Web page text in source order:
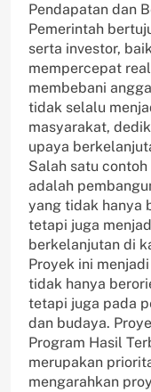
Pendapatan dan
Pemerintah
serta investor,
mempercepat
membebani
tidak selalu
masyarakat,
upaya
Salah satu
adalah
yang tidak hanya
tetapi juga
berkelanjutan di
Proyek ini
tidak hanya
tetapi juga pada
dan budaya.
Program Hasil
merupakan
mengarahkan